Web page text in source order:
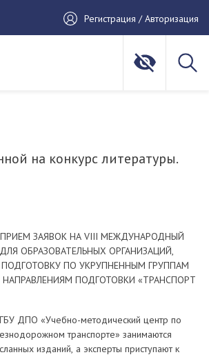
Регистрация / Авторизация
на конкурс литературы.
ЗАЯВОК НА VIII МЕЖДУНАРОДНЫЙ
ОБРАЗОВАТЕЛЬНЫХ ОРГАНИЗАЦИЙ,
ПО УКРУПНЕННЫМ ГРУППАМ
ПОДГОТОВКИ «ТРАНСПОРТ
ДПО «Учебно-методический центр по
транспорте» занимаются
изданий, а эксперты приступают к